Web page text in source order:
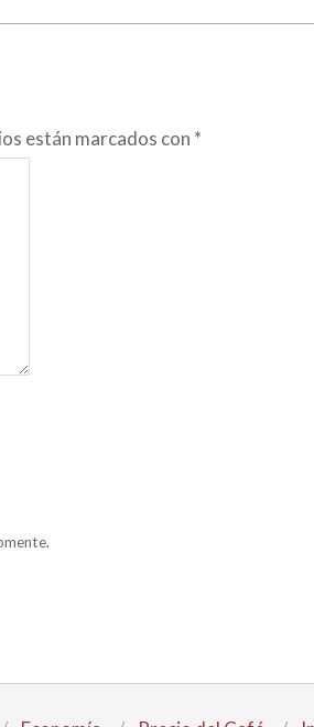
están marcados con *